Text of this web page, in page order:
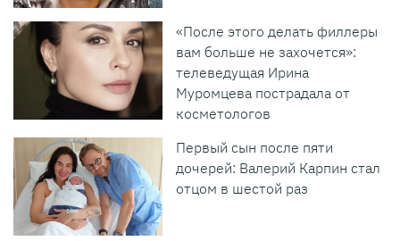
«После этого делать филлеры
вам больше не захочется»:
телеведущая Ирина
Муромцева пострадала от
косметологов
Первый сын после пяти
дочерей: Валерий Карпин стал
отцом в шестой раз